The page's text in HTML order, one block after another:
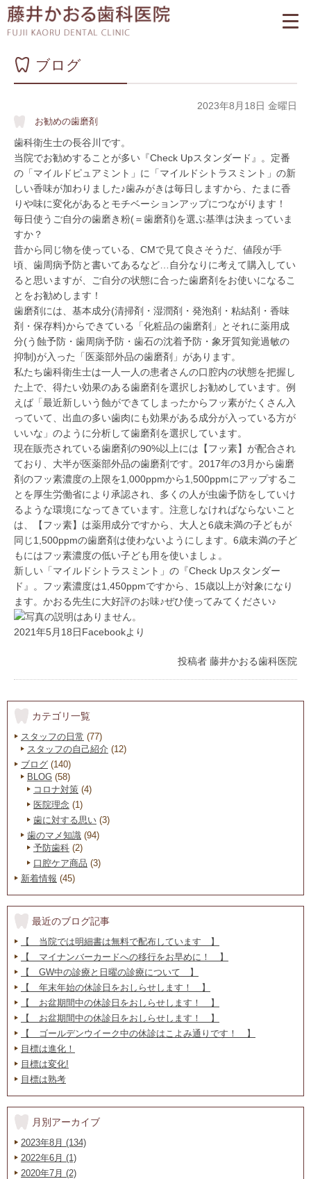
ブログ
2023年8月18日 金曜日
お勧めの歯磨剤
歯科衛生士の長谷川です。
当院でお勧めすることが多い『Check Upスタンダード』。定番
の「マイルドピュアミント」に「マイルドシトラスミント」の新
しい香味が加わりました♪歯みがきは毎日しますから、たまに香
りや味に変化があるとモチベーションアップにつながります！
毎日使うご自分の歯磨き粉(＝歯磨剤)を選ぶ基準は決まっていま
すか？
昔から同じ物を使っている、CMで見て良さそうだ、値段が手
頃、歯周病予防と書いてあるなど…自分なりに考えて購入してい
ると思いますが、ご自分の状態に合った歯磨剤をお使いになるこ
とをお勧めします！
歯磨剤には、基本成分(清掃剤・湿潤剤・発泡剤・粘結剤・香味
剤・保存料)からできている「化粧品の歯磨剤」とそれに薬用成
分(う蝕予防・歯周病予防・歯石の沈着予防・象牙質知覚過敏の
抑制)が入った「医薬部外品の歯磨剤」があります。
私たち歯科衛生士は一人一人の患者さんの口腔内の状態を把握し
た上で、得たい効果のある歯磨剤を選択しお勧めしています。例
えば「最近新しいう蝕ができてしまったからフッ素がたくさん入
っていて、出血の多い歯肉にも効果がある成分が入っている方が
いいな」のように分析して歯磨剤を選択しています。
現在販売されている歯磨剤の90%以上には【フッ素】が配合され
ており、大半が医薬部外品の歯磨剤です。2017年の3月から歯磨
剤のフッ素濃度の上限を1,000ppmから1,500ppmにアップするこ
とを厚生労働省により承認され、多くの人が虫歯予防をしていけ
るような環境になってきています。注意しなければならないこと
は、【フッ素】は薬用成分ですから、大人と6歳未満の子どもが
同じ1,500ppmの歯磨剤は使わないようにします。6歳未満の子ど
もにはフッ素濃度の低い子ども用を使いましょ。
新しい「マイルドシトラスミント」の『Check Upスタンダー
ド』。フッ素濃度は1,450ppmですから、15歳以上が対象になり
ます。かおる先生に大好評のお味♪ぜひ使ってみてください♪
2021年5月18日Facebookより
投稿者 藤井かおる歯科医院
カテゴリ一覧
スタッフの日常 (77)
スタッフの自己紹介 (12)
ブログ (140)
BLOG (58)
コロナ対策 (4)
医院理念 (1)
歯に対する思い (3)
歯のマメ知識 (94)
予防歯科 (2)
口腔ケア商品 (3)
新着情報 (45)
最近のブログ記事
【 当院では明細書は無料で配布しています 】
【 マイナンバーカードへの移行をお早めに！ 】
【 GW中の診療と日曜の診療について 】
【 年末年始の休診日をおしらせします！ 】
【 お盆期間中の休診日をおしらせします！ 】
【 お盆期間中の休診日をおしらせします！ 】
【 ゴールデンウイーク中の休診はこよみ通りです！ 】
目標は進化！
目標は変化!
目標は熟考
月別アーカイブ
2023年8月 (134)
2022年6月 (1)
2020年7月 (2)